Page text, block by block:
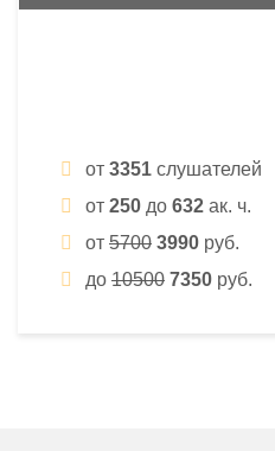
от 3351 слушателей
от 250 до 632 ак. ч.
от 5700 3990 руб.
до 10500 7350 руб.